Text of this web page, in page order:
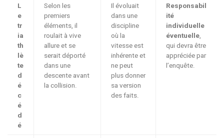
L
e
tr
ia
th
lè
te
d
é
c
é
d
é
Selon les
premiers
éléments, il
roulait à vive
allure et se
serait déporté
dans une
descente avant
la collision.
Il évoluait
dans une
discipline
où la
vitesse est
inhérente et
ne peut
plus donner
sa version
des faits.
Responsabil
ité
individuelle
éventuelle,
qui devra être
appréciée par
l’enquête.